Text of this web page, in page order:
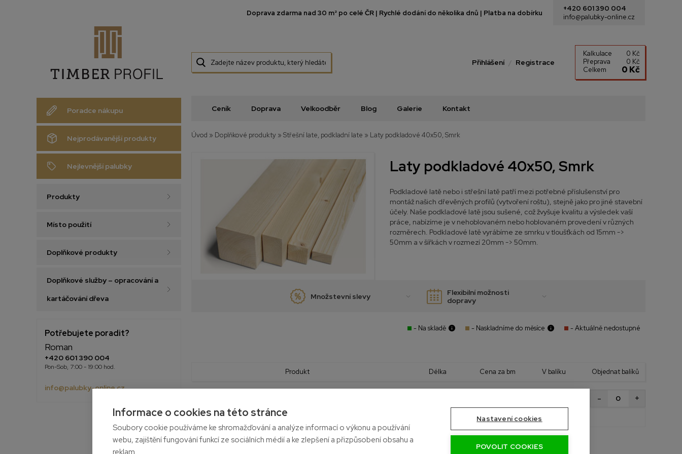
Poradce nákupu
Doprava zdarma nad 30 m² po celé ČR | Rychlé dodání do několika dnů | Platba na dobírku
+420 601 390 004
info@palubky-online.cz
Přihlášení Registrace
Kalkulace
0 Kč
Přeprava
0 Kč
Celkem
0 Kč
Ceník Doprava Velkoodběr Blog Galerie Kontakt
Nejprodávanější produkty
Nejlevnější palubky
Produkty
Místo použití
Doplňkové produkty
Doplňkové služby – opracování a
kartáčování dřeva
Potřebujete poradit?
Roman
+420 601 390 004
Pon-Sob, 7:00 - 19:00 hod.
info@palubky-online.cz
Úvod » Doplňkové produkty » Střešní late, podkladní late » Laty podkladové 40x50, Smrk
Laty podkladové 40x50, Smrk
Podkladové latě nebo i střešní latě patří mezi potřebné příslušenství pro
montáž našich dřevěných profilů (vytvoření roštu), stejně jako pro jiné stavební
účely. Naše podkladové latě jsou sušené, což žvyšuje kvalitu a výsledek vaší
práce, nabízíme je v nehoblovaném nebo hoblovaném provedení v různých
rozměrech. Podkladové latě vyrábíme ze smrku v tloušťkách od 15mm ->
50mm a v šířkách v rozmezí 20mm -> 50mm.
Množstevní slevy
Flexibilní možnosti
dopravy
- Na skladě - Naskladníme do měsíce - Aktuálně nedostupné
Produkt Délka Cena za bm V balíku Objednat balíků
Smrk
+
-
Celkem bm 0,0 bm
Informace o cookies na této stránce
Soubory cookie používáme ke shromažďování a analýze informací o výkonu a používání
webu, zajištění fungování funkcí ze sociálních médií a ke zlepšení a přizpůsobení obsahu a
reklam.
Nastavení cookies
POVOLIT COOKIES